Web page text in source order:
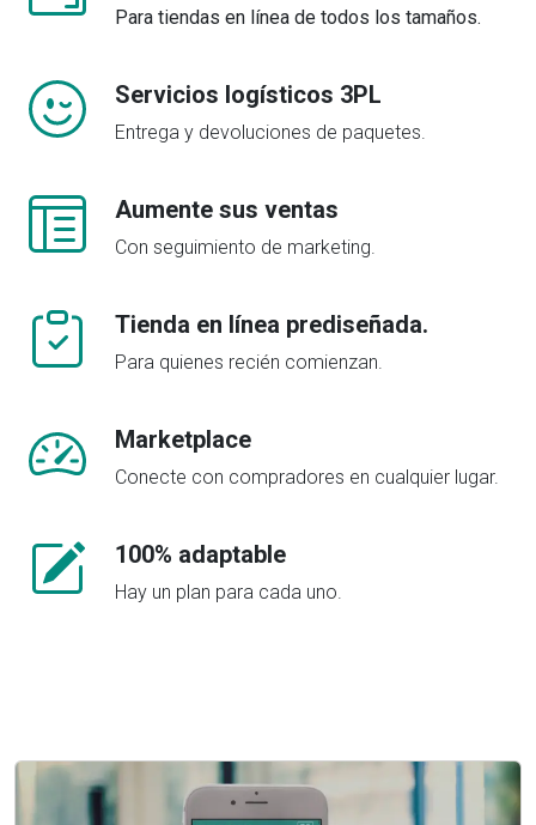
Para tiendas en línea de todos los tamaños.
Servicios logísticos 3PL
Entrega y devoluciones de paquetes.
Aumente sus ventas
Con seguimiento de marketing.
Tienda en línea prediseñada.
Para quienes recién comienzan.
Marketplace
Conecte con compradores en cualquier lugar.
100% adaptable
Hay un plan para cada uno.